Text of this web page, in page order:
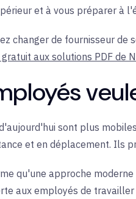
et à vous préparer à
changer de fournisseur
aux solutions PDF de
sont plus
et en déplacement. Ils
qu'une approche
aux employés de